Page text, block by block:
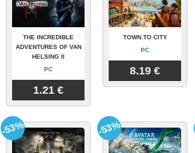
THE INCREDIBLE
ADVENTURES OF VAN
HELSING II
PC
1.21 €
TOWN TO CITY
PC
8.19 €
-53% -53%